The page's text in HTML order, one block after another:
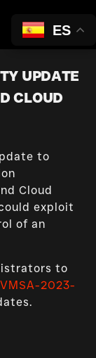
UPDATE
CLOUD
to
Cloud
exploit
of an
to
VMSA-2023-
ES